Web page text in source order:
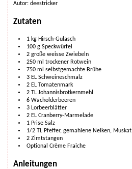
Autor: deestricker
Zutaten
1 kg Hirsch-Gulasch
100 g Speckwürfel
2 große weisse Zwiebeln
250 ml trockener Rotwein
750 ml selbstgemachte Brühe
3 EL Schweineschmalz
2 EL Tomatenmark
2 TL Johannisbrotkernmehl
6 Wacholderbeeren
3 Lorbeerblätter
2 EL Cranberry-Marmelade
1 Prise Salz
1/2 TL Pfeffer, gemahlene Nelken, Muskat
2 Zimtstangen
Optional Crème Fraiche
Anleitungen